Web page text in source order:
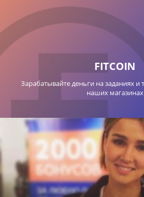
FITCOIN
Зарабатывайте деньги на заданиях и
наших магазинах